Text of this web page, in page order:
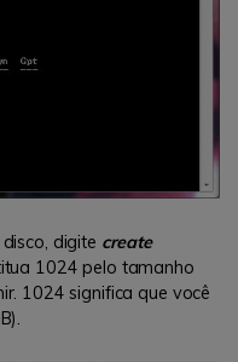
digite create
1024 pelo tamanho
1024 significa que você